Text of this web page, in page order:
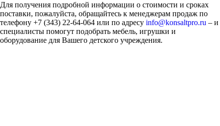
Для получения подробной информации о стоимости и сроках
поставки, пожалуйста, обращайтесь к менеджерам продаж по
телефону +7 (343) 22-64-064 или по адресу info@konsaltpro.ru – и
специалисты помогут подобрать мебель, игрушки и
оборудование для Вашего детского учреждения.